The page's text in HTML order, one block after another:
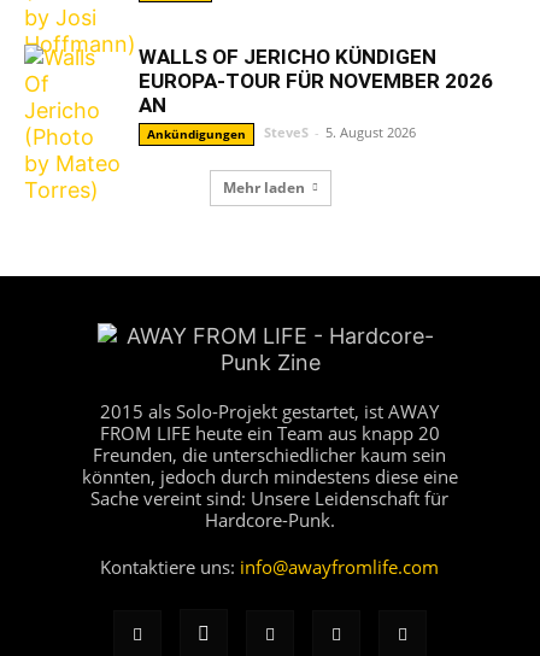
WALLS OF JERICHO KÜNDIGEN
EUROPA-TOUR FÜR NOVEMBER 2026
AN
Ankündigungen SteveS - 5. August 2026
Mehr laden
2015 als Solo-Projekt gestartet, ist AWAY
FROM LIFE heute ein Team aus knapp 20
Freunden, die unterschiedlicher kaum sein
könnten, jedoch durch mindestens diese eine
Sache vereint sind: Unsere Leidenschaft für
Hardcore-Punk.
Kontaktiere uns: info@awayfromlife.com